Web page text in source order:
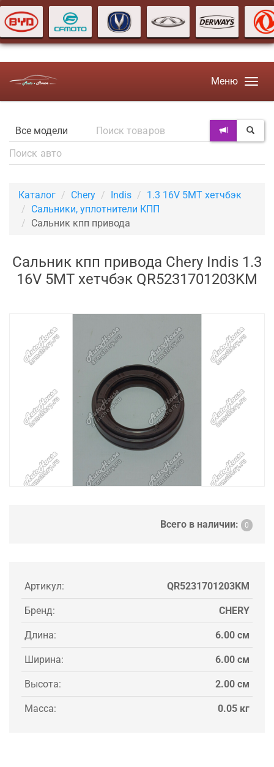
Меню
Каталог Chery Indis
1.3 16V 5MT хетчбэк
Сальники, уплотнители КПП
Сальник кпп привода
Сальник кпп привода Chery Indis 1.3
16V 5MT хетчбэк QR5231701203KM
Всего в наличии: 0
Артикул: QR5231701203KM
Бренд: CHERY
Длина: 6.00 см
Ширина: 6.00 см
Высота: 2.00 см
Масса: 0.05 кг